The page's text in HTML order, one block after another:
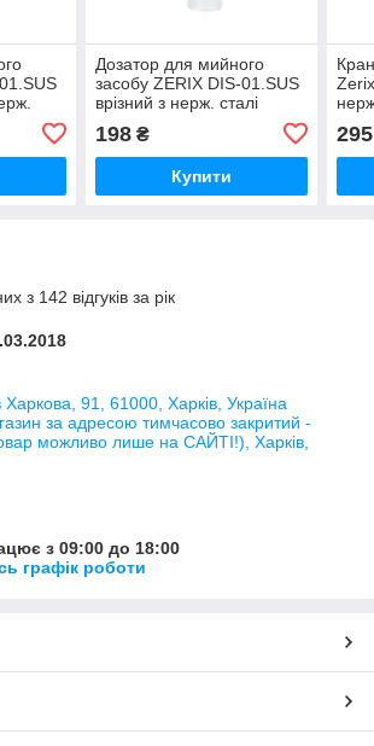
Дозатор для мийного
засобу ZERIX DIS-01.SUS
врізний з нерж. сталі
нержавіючої сталі) (300
мл) (ZX5021)
198₴
Купити
295
з 142 відгуків за рік
Харкова, 91, 61000, Харків, Україна
за адресою тимчасово закритий -
можливо лише на САЙТІ!), Харків,
з 09:00 до 18:00
графік роботи